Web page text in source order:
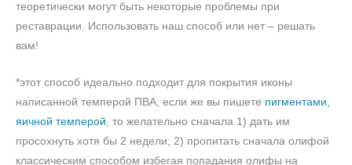
теоретически могут быть некоторые проблемы при
реставрации. Использовать наш способ или нет – решать
вам!
*этот способ идеально подходит для покрытия иконы
написанной темперой ПВА, если же вы пишете пигментами,
яичной темперой, то желательно сначала 1) дать им
просохнуть хотя бы 2 недели; 2) пропитать сначала олифой
классическим способом избегая попадания олифы на